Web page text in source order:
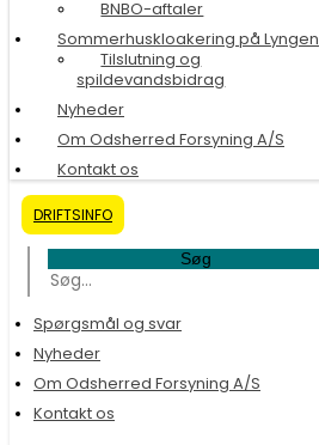
BNBO-aftaler
Sommerhuskloakering på Lyngen
Tilslutning og
spildevandsbidrag
Nyheder
Om Odsherred Forsyning A/S
Kontakt os
DRIFTSINFO
Søg
Spørgsmål og svar
Nyheder
Om Odsherred Forsyning A/S
Kontakt os